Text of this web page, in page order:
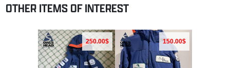
OTHER ITEMS OF INTEREST
250.00$ 150.00$